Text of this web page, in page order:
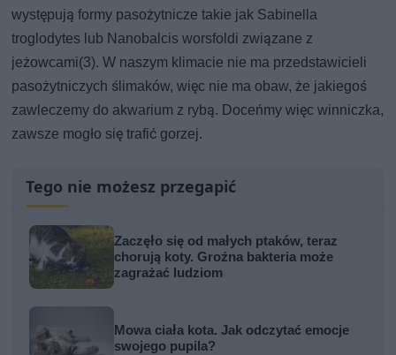
występują formy pasożytnicze takie jak Sabinella
troglodytes lub Nanobalcis worsfoldi związane z
jeżowcami(3). W naszym klimacie nie ma przedstawicieli
pasożytniczych ślimaków, więc nie ma obaw, że jakiegoś
zawleczemy do akwarium z rybą. Doceńmy więc winniczka,
zawsze mogło się trafić gorzej.
Tego nie możesz przegapić
Zaczęło się od małych ptaków, teraz
chorują koty. Groźna bakteria może
zagrażać ludziom
Mowa ciała kota. Jak odczytać emocje
swojego pupila?